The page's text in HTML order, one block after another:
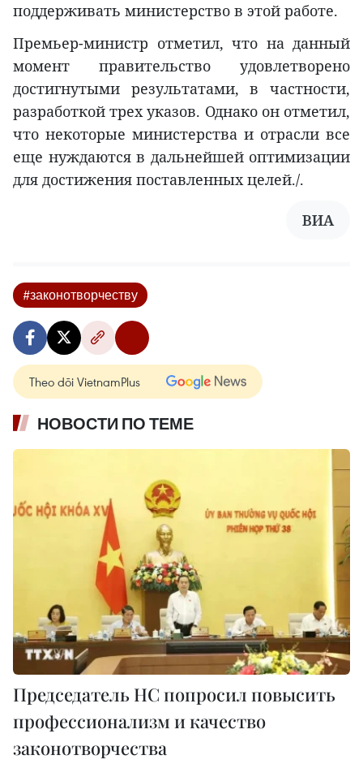
поддерживать министерство в этой работе.
Премьер-министр отметил, что на данный
момент правительство удовлетворено
достигнутыми результатами, в частности,
разработкой трех указов. Однако он отметил,
что некоторые министерства и отрасли все
еще нуждаются в дальнейшей оптимизации
для достижения поставленных целей./.
ВИА
#законотворчеству
Theo dõi VietnamPlus
НОВОСТИ ПО ТЕМЕ
Председатель НС попросил повысить
профессионализм и качество
законотворчества